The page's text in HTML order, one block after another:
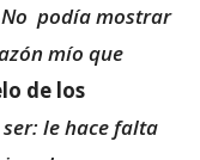
podía mostrar
mío que
de los
le hace falta